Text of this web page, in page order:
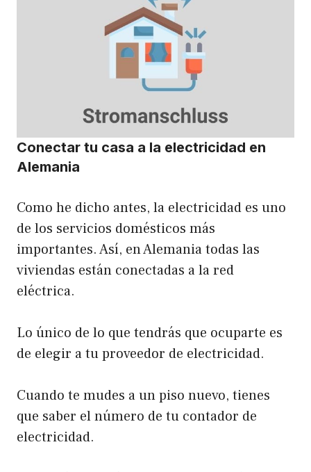
Conectar tu casa a la electricidad en
Alemania
Como he dicho antes, la electricidad es uno
de los servicios domésticos más
importantes. Así, en Alemania todas las
viviendas están conectadas a la red
eléctrica.
Lo único de lo que tendrás que ocuparte es
de elegir a tu proveedor de electricidad.
Cuando te mudes a un piso nuevo, tienes
que saber el número de tu contador de
electricidad.